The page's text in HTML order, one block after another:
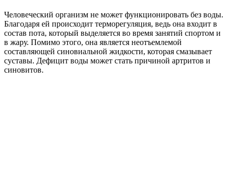
Человеческий организм не может функционировать без воды.
Благодаря ей происходит терморегуляция, ведь она входит в
состав пота, который выделяется во время занятий спортом и
в жару. Помимо этого, она является неотъемлемой
составляющей синовиальной жидкости, которая смазывает
суставы. Дефицит воды может стать причиной артритов и
синовитов.